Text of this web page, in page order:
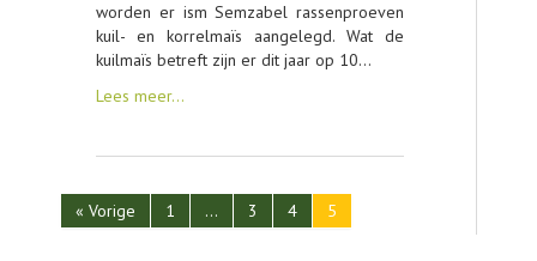
worden er ism Semzabel rassenproeven
kuil- en korrelmaïs aangelegd. Wat de
kuilmaïs betreft zijn er dit jaar op 10…
Lees meer…
« Vorige 1 … 3 4 5